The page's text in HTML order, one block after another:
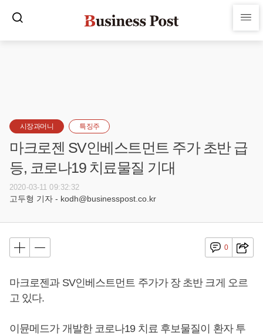
시장과머니 특징주
마크로젠 SV인베스트먼트 주가 초반 급
등, 코로나19 치료물질 기대
2020-03-11 09:32:32
고두형 기자 - kodh@businesspost.co.kr
0
마크로젠과 SV인베스트먼트 주가가 장 초반 크게 오르
고 있다.
이뮨메드가 개발한 코로나19 치료 후보물질이 환자 투